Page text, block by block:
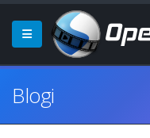
Blogi